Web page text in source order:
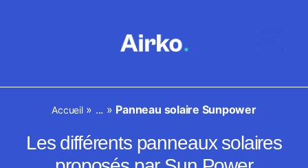
Accueil» ... » Panneau solaire Sunpower
Les différents panneaux solaires